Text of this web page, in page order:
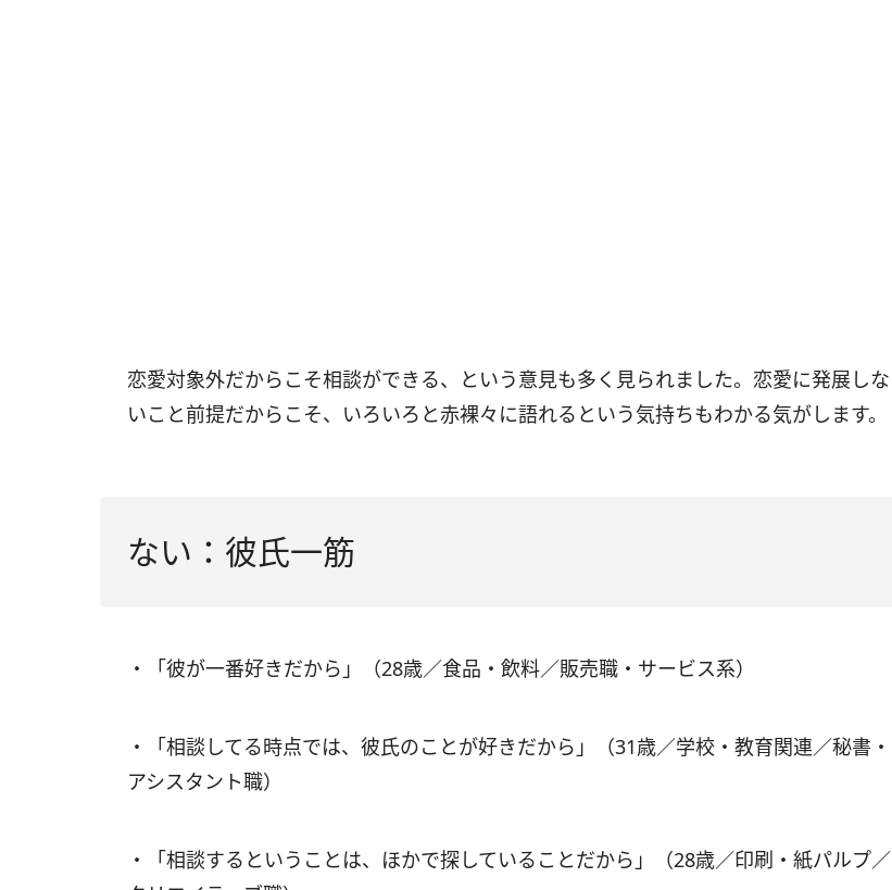
恋愛対象外だからこそ相談ができる、という意見も多く見られました。恋愛に発展しな
いこと前提だからこそ、いろいろと赤裸々に語れるという気持ちもわかる気がします。
ない：彼氏一筋
・「彼が一番好きだから」（28歳／食品・飲料／販売職・サービス系）
・「相談してる時点では、彼氏のことが好きだから」（31歳／学校・教育関連／秘書・
アシスタント職）
・「相談するということは、ほかで探していることだから」（28歳／印刷・紙パルプ／